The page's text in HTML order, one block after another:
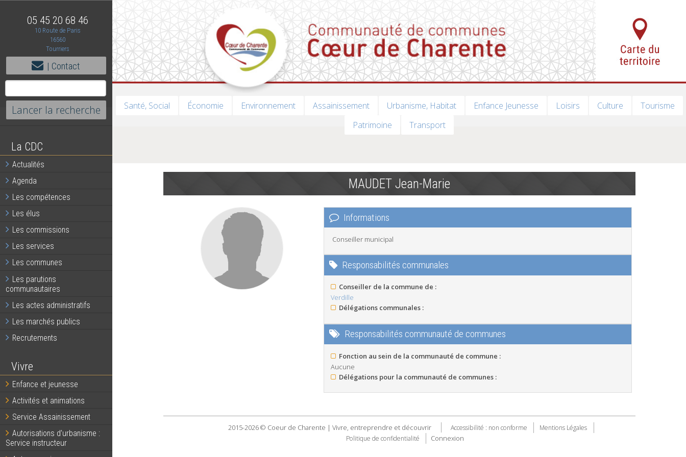
05 45 20 68 46
10 Route de Paris
16560
Tourriers
| Contact
La CDC
Actualités
Agenda
Les compétences
Les élus
Les commissions
Les services
Les communes
Les parutions
communautaires
Les actes administratifs
Les marchés publics
Recrutements
Vivre
Enfance et jeunesse
Activités et animations
Service Assainissement
Autorisations d’urbanisme :
Service instructeur
Santé, Social Économie Environnement Assainissement Urbanisme, Habitat Enfance Jeunesse Loisirs Culture
Tourisme
Patrimoine
Transport
MAUDET Jean-Marie
Informations
Conseiller municipal
Responsabilités communales
Conseiller de la commune de :
Verdille
Délégations communales :
Responsabilités communauté de communes
Fonction au sein de la communauté de commune :
Aucune
Délégations pour la communauté de communes :
2015-2026 © Coeur de Charente | Vivre, entreprendre et découvrir Accessibilité : non conforme
Mentions Légales
Politique de confidentialité
Connexion